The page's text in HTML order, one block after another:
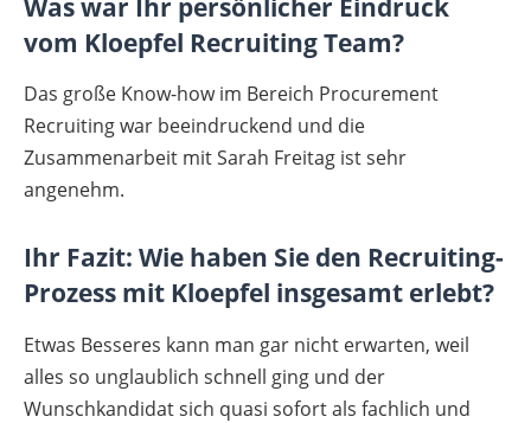
Was war Ihr persönlicher Eindruck
vom Kloepfel Recruiting Team?
Das große Know-how im Bereich Procurement
Recruiting war beeindruckend und die
Zusammenarbeit mit Sarah Freitag ist sehr
angenehm.
Ihr Fazit: Wie haben Sie den Recruiting-
Prozess mit Kloepfel insgesamt erlebt?
Etwas Besseres kann man gar nicht erwarten, weil
alles so unglaublich schnell ging und der
Wunschkandidat sich quasi sofort als fachlich und